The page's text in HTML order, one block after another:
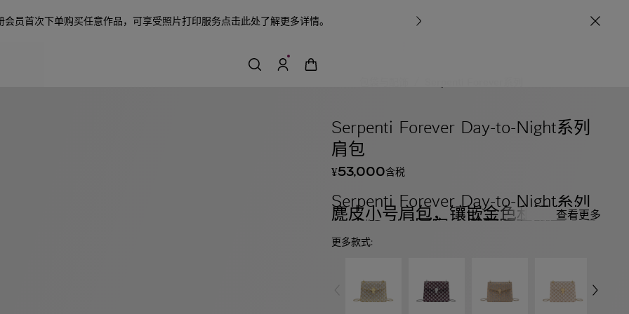
会员首次下单购买任意作品，可享受照片打印服务点击此处了解更多详情。 宝格丽甄呈
Serpenti Forever Day-to-Night系列
肩包
¥53,000含税
Serpenti Forever Day-to-Night系列
麂皮小号肩包，镶嵌金色和银色水晶
构成“Calla”图案，搭配明亮凝灰石色
小羊皮衬里。迷人的镀金黄铜蛇首磁
扣，饰以钻石切割镌刻工艺鳞片，点
查看更多
更多款式: